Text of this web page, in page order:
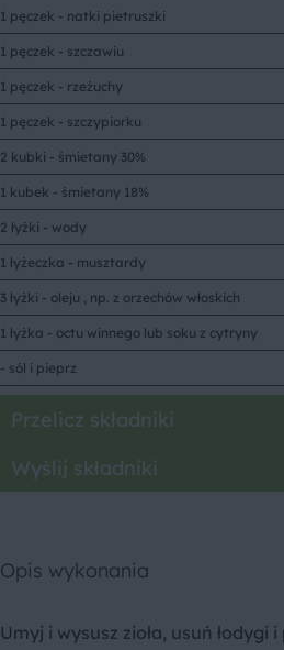
1 pęczek - natki pietruszki
1 pęczek - szczawiu
1 pęczek - rzeżuchy
1 pęczek - szczypiorku
2 kubki - śmietany 30%
1 kubek - śmietany 18%
2 łyżki - wody
1 łyżeczka - musztardy
3 łyżki - oleju , np. z orzechów włoskich
1 łyżka - octu winnego lub soku z cytryny
- sól i pieprz
Przelicz składniki
Wyślij składniki
Opis wykonania
Umyj i wysusz zioła, usuń łodygi